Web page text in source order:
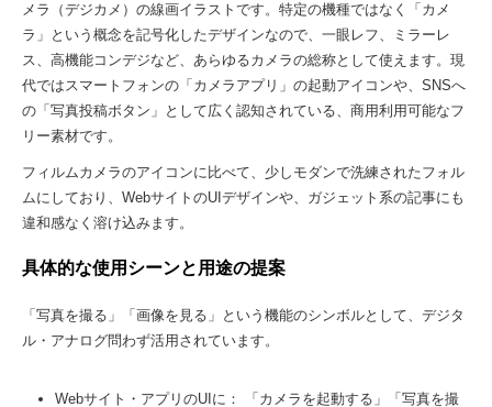
メラ（デジカメ）の線画イラストです。特定の機種ではなく「カメ
ラ」という概念を記号化したデザインなので、一眼レフ、ミラーレ
ス、高機能コンデジなど、あらゆるカメラの総称として使えます。現
代ではスマートフォンの「カメラアプリ」の起動アイコンや、SNSへ
の「写真投稿ボタン」として広く認知されている、商用利用可能なフ
リー素材です。
フィルムカメラのアイコンに比べて、少しモダンで洗練されたフォル
ムにしており、WebサイトのUIデザインや、ガジェット系の記事にも
違和感なく溶け込みます。
具体的な使用シーンと用途の提案
「写真を撮る」「画像を見る」という機能のシンボルとして、デジタ
ル・アナログ問わず活用されています。
Webサイト・アプリのUIに： 「カメラを起動する」「写真を撮